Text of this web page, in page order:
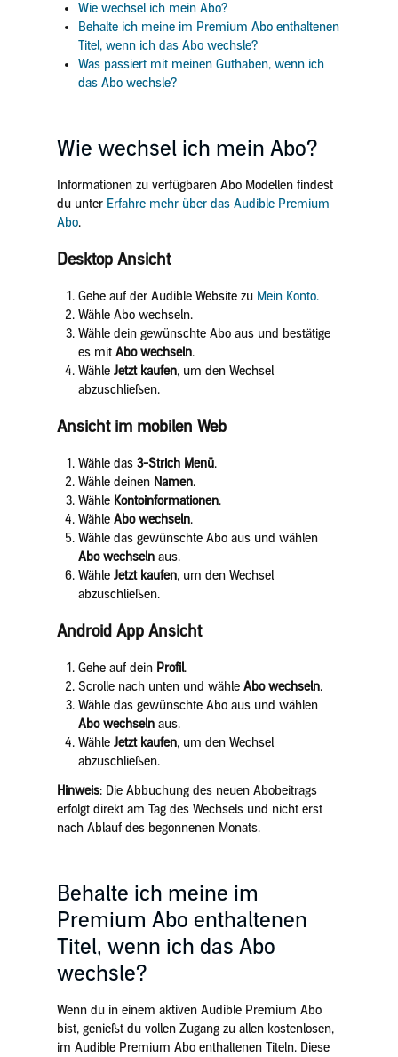
Wie wechsel ich mein Abo?
Behalte ich meine im Premium Abo enthaltenen
Titel, wenn ich das Abo wechsle?
Was passiert mit meinen Guthaben, wenn ich
das Abo wechsle?
Wie wechsel ich mein Abo?
Informationen zu verfügbaren Abo Modellen findest
du unter Erfahre mehr über das Audible Premium
Abo.
Desktop Ansicht
Gehe auf der Audible Website zu Mein Konto.
Wähle Abo wechseln.
Wähle dein gewünschte Abo aus und bestätige
es mit Abo wechseln.
Wähle Jetzt kaufen, um den Wechsel
abzuschließen.
Ansicht im mobilen Web
Wähle das 3-Strich Menü.
Wähle deinen Namen.
Wähle Kontoinformationen.
Wähle Abo wechseln.
Wähle das gewünschte Abo aus und wählen
Abo wechselnaus.
Wähle Jetzt kaufen, um den Wechsel
abzuschließen.
Android App Ansicht
Gehe auf dein Profil.
Scrolle nach unten und wähle Abo wechseln.
Wähle das gewünschte Abo aus und wählen
Abo wechselnaus.
Wähle Jetzt kaufen, um den Wechsel
abzuschließen.
Hinweis: Die Abbuchung des neuen Abobeitrags
erfolgt direkt am Tag des Wechsels und nicht erst
nach Ablauf des begonnenen Monats.
Behalte ich meine im
Premium Abo enthaltenen
Titel, wenn ich das Abo
wechsle?
Wenn du in einem aktiven Audible Premium Abo
bist, genießt du vollen Zugang zu allen kostenlosen,
im Audible Premium Abo enthaltenen Titeln. Diese